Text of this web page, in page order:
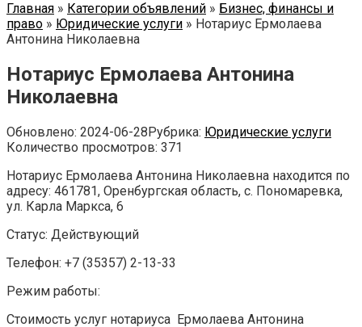
Главная » Категории объявлений » Бизнес, финансы и
право » Юридические услуги » Нотариус Ермолаева
Антонина Николаевна
Нотариус Ермолаева Антонина
Николаевна
Обновлено: 2024-06-28Рубрика: Юридические услуги
Количество просмотров: 371
Нотариус Ермолаева Антонина Николаевна находится по
адресу: 461781, Оренбургская область, с. Пономаревка,
ул. Карла Маркса, 6
Статус: Действующий
Телефон: +7 (35357) 2-13-33
Режим работы:
Стоимость услуг нотариуса Ермолаева Антонина